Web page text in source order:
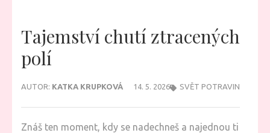
Tajemství chutí ztracených
polí
AUTOR: KATKA KRUPKOVÁ 14. 5. 2026 SVĚT POTRAVIN
Znáš ten moment, kdy se nadechneš a najednou ti